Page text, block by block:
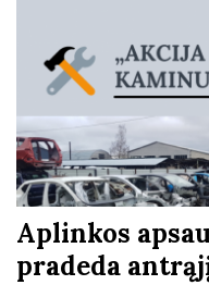
Aplinkos
pradeda